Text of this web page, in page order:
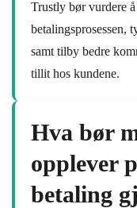
Trustly bør vurdere
betalingsprosessen,
samt tilby bedre
tillit hos kundene.
Hva bør
opplever
betaling